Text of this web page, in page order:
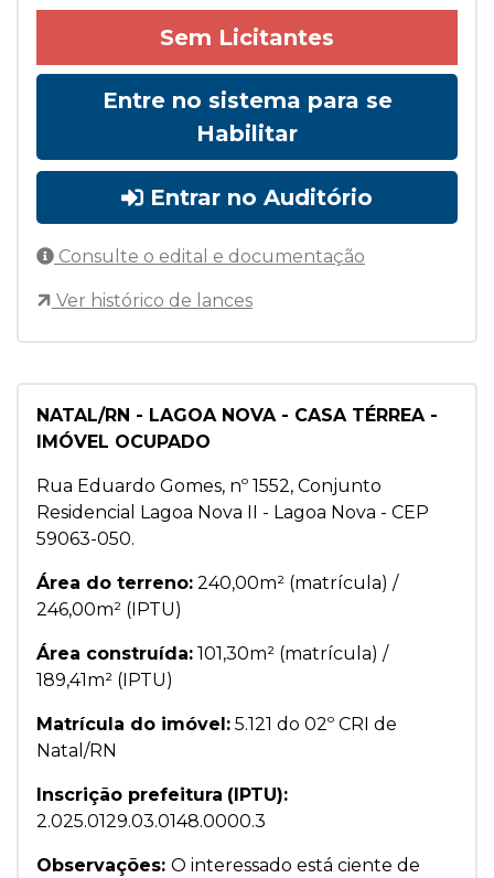
NATAL/RN - LAGOA NOVA - CASA TÉRREA -
IMÓVEL OCUPADO
Rua Eduardo Gomes, nº 1552, Conjunto
Residencial Lagoa Nova II - Lagoa Nova - CEP
59063-050.
Área do terreno: 240,00m² (matrícula) /
246,00m² (IPTU)
Área construída: 101,30m² (matrícula) /
189,41m² (IPTU)
Matrícula do imóvel: 5.121 do 02º CRI de
Natal/RN
Inscrição prefeitura (IPTU):
2.025.0129.03.0148.0000.3
Observações: O interessado está ciente de
Sem Licitantes
Entre no sistema para se
Habilitar
Entrar no Auditório
Consulte o edital e documentação
Ver histórico de lances